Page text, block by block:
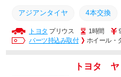
アジアンタイヤ 4本交換
直送タイヤ タイヤ交換専
安い 名古屋
トヨタ プリウス 1時間
パーツ持込み取付
ホイール・
トヨタ